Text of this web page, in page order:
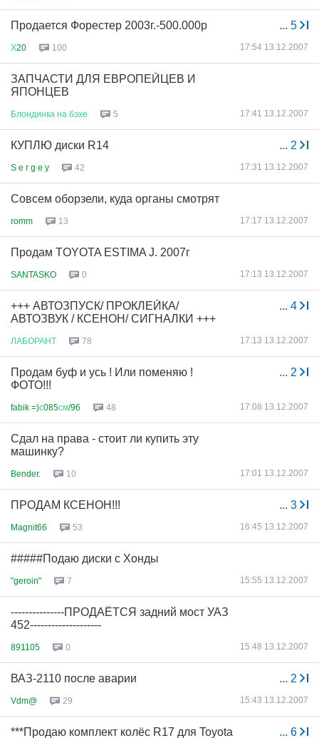
... 5
Продается Форестер 2003г.-500.000р
Х20 100 17:54 13.12.2007
ЗАПЧАСТИ ДЛЯ ЕВРОПЕЙЦЕВ И
ЯПОНЦЕВ
Блондинка на бэхе 5 17:41 13.12.2007
... 2
КУПЛЮ диски R14
S e r g e y 42 17:31 13.12.2007
Совсем оборзели, куда органы смотрят
romm 13 17:17 13.12.2007
Продам TOYOTA ESTIMA J. 2007г
SANTASKO 0 17:13 13.12.2007
... 4
+++ АВТОЗПУСК/ ПРОКЛЕЙКА/
АВТОЗВУК / КСЕНОН/ СИГНАЛКИ +++
ЛАБОРАНТ 78 17:13 13.12.2007
... 2
Продам буф и усь ! Или поменяю !
ФОТО!!!
fabik =)с085см/96 48 17:08 13.12.2007
Сдал на права - стоит ли купить эту
машинку?
Bender. 10 17:01 13.12.2007
... 3
ПРОДАМ КСЕНОН!!!
Magnit66 53 16:45 13.12.2007
#####Подаю диски с Хонды
"geroin" 7 15:55 13.12.2007
---------------ПРОДАЁТСЯ задний мост УАЗ
452--------------------
891105 0 15:48 13.12.2007
... 2
ВАЗ-2110 после аварии
Vdm@ 29 15:43 13.12.2007
... 6
***Продаю комплект колёс R17 для Toyota